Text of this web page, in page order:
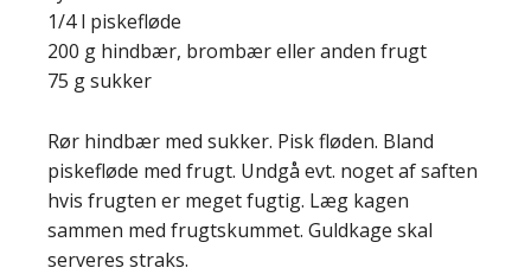
1/4 l piskefløde
200 g hindbær, brombær eller anden frugt
75 g sukker
Rør hindbær med sukker. Pisk fløden. Bland
piskefløde med frugt. Undgå evt. noget af saften
hvis frugten er meget fugtig. Læg kagen
sammen med frugtskummet. Guldkage skal
serveres straks.